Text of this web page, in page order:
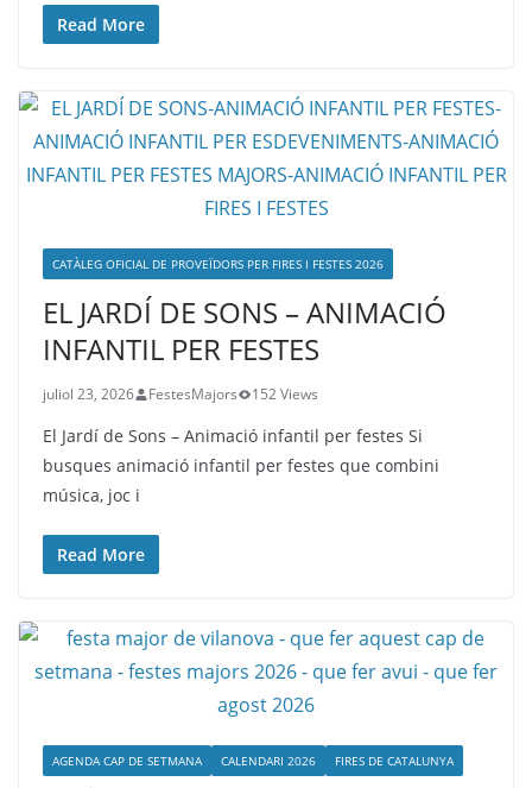
Read More
CATÀLEG OFICIAL DE PROVEÏDORS PER FIRES I FESTES 2026
EL JARDÍ DE SONS – ANIMACIÓ
INFANTIL PER FESTES
juliol 23, 2026 FestesMajors 152 Views
El Jardí de Sons – Animació infantil per festes Si
busques animació infantil per festes que combini
música, joc i
Read More
AGENDA CAP DE SETMANA CALENDARI 2026 FIRES DE CATALUNYA